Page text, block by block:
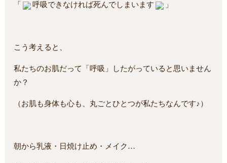
「 呼吸できなければ死んでしまいます 」
こう考えると、
私たちのお肌だって「呼吸」したがっていると思いません
か？
（お肌も身体も心も、丸ごとひとつが私たちなんです♪）
朝から乳液・日焼け止め・メイク…